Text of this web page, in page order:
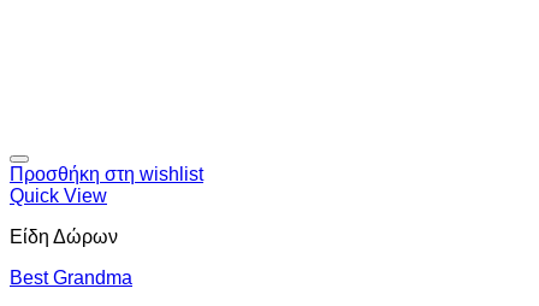
Προσθήκη στη wishlist
Quick View
Είδη Δώρων
Best Grandma